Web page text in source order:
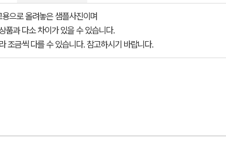
으로 올려놓은 샘플사진이며
품과 다소 차이가 있을 수 있습니다.
조금씩 다를 수 있습니다. 참고하시기 바랍니다.